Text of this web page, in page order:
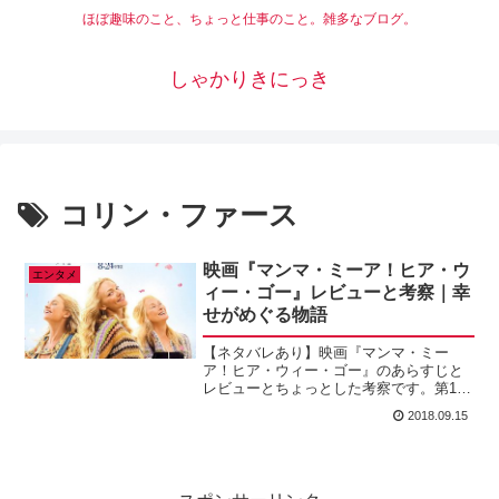
ほぼ趣味のこと、ちょっと仕事のこと。雑多なブログ。
しゃかりきにっき
コリン・ファース
エンタメ
映画『マンマ・ミーア！ヒア・ウ
ィー・ゴー』レビューと考察｜幸
せがめぐる物語
【ネタバレあり】映画『マンマ・ミー
ア！ヒア・ウィー・ゴー』のあらすじと
レビューとちょっとした考察です。第1作
より面白くないのでは？と巷では言われ
ていますが、特にミュージカルファンに
2018.09.15